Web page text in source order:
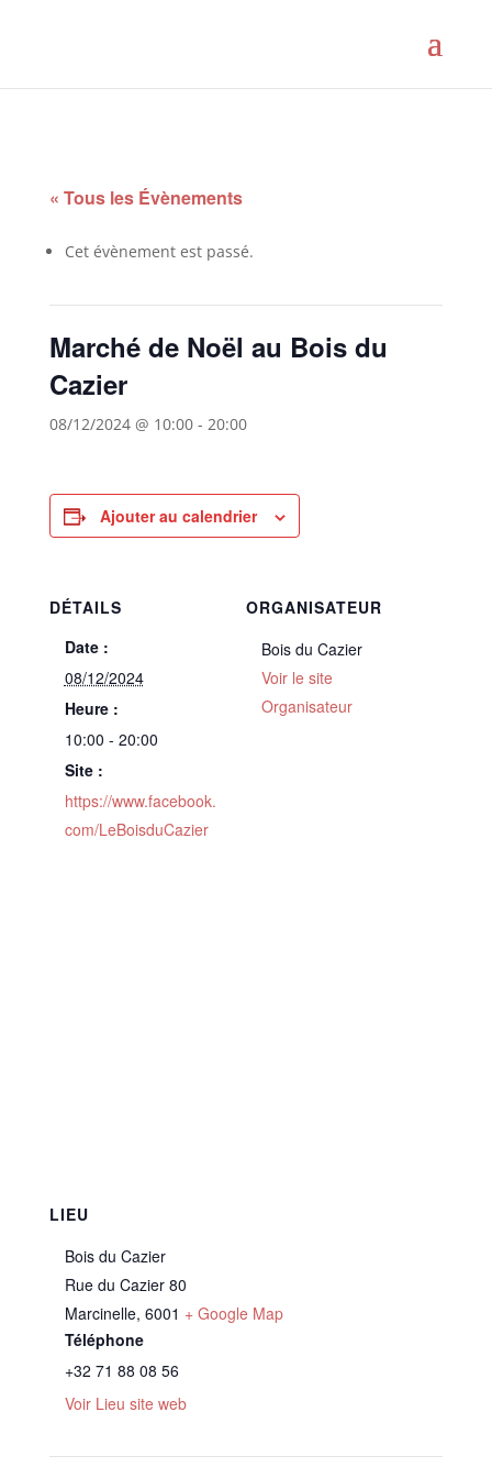
« Tous les Évènements
Cet évènement est passé.
Marché de Noël au Bois du
Cazier
08/12/2024 @ 10:00- 20:00
Ajouter au calendrier
DÉTAILS
Date :
08/12/2024
Heure :
10:00 - 20:00
Site :
https://www.facebook.
com/LeBoisduCazier
ORGANISATEUR
Bois du Cazier
Voir le site
Organisateur
LIEU
Bois du Cazier
Rue du Cazier 80
Marcinelle, 6001 + Google Map
Téléphone
+32 71 88 08 56
Voir Lieu site web